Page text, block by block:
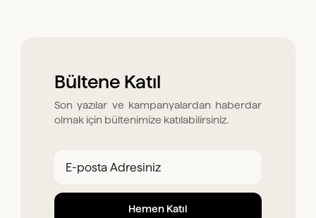
Bültene Katıl
Son yazılar ve kampanyalardan haberdar
olmak için bültenimize katılabilirsiniz.